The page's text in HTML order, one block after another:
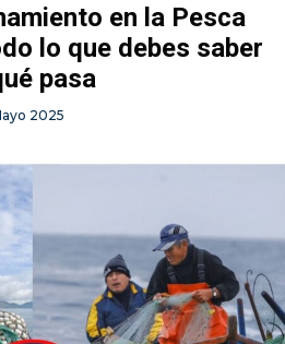
en la Pesca
lo que debes saber
pasa
2025